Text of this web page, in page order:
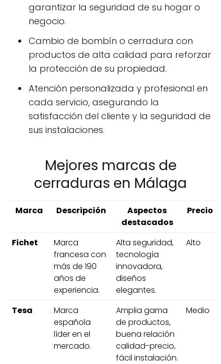
garantizar la seguridad de su hogar o
negocio.
Cambio de bombín o cerradura con
productos de alta calidad para reforzar
la protección de su propiedad.
Atención personalizada y profesional en
cada servicio, asegurando la
satisfacción del cliente y la seguridad de
sus instalaciones.
Mejores marcas de
cerraduras en Málaga
Marca Descripción
Aspectos
destacados
Precio
Fichet
Marca
francesa con
más de 190
años de
experiencia.
Alta seguridad,
tecnología
innovadora,
diseños
elegantes.
Alto
Tesa
Marca
española
líder en el
mercado.
Amplia gama
de productos,
buena relación
calidad-precio,
fácil instalación.
Medio